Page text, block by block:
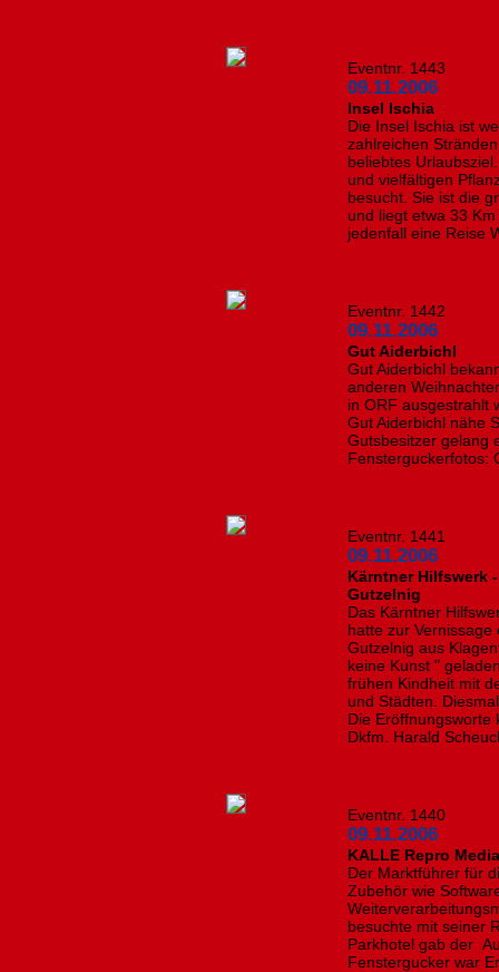
Eventnr. 1443
09.11.2006
Insel Ischia
Die Insel Ischia ist
zahlreichen
beliebtes
und vielfältigen
besucht. Sie ist die
und liegt etwa 33
jedenfall eine Reise
Eventnr. 1442
09.11.2006
Gut Aiderbichl
Gut Aiderbichl
anderen
in ORF ausgestrahlt
Gut Aiderbichl nähe
Gutsbesitzer gelang
Fensterguckerfotos:
Eventnr. 1441
09.11.2006
Kärntner Hilfswerk
Gutzelnig
Das Kärntner
hatte zur
Gutzelnig aus
keine Kunst "
frühen Kindheit mit
und Städten.
Die Eröffnungsworte
Dkfm. Harald
Eventnr. 1440
09.11.2006
KALLE Repro
Der Marktführer für
Zubehör wie
besuchte mit seiner
Parkhotel gab der
Fenstergucker war